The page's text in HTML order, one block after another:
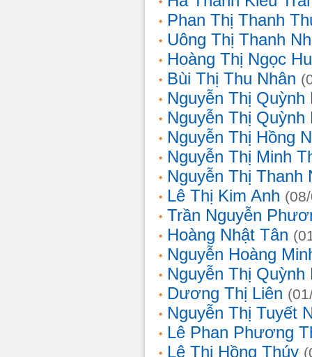
Phan Thị Thanh
Uông Thị Thanh
Hoàng Thị Ngọc
Bùi Thị Thu Nhân
Nguyễn Thị Quỳnh
Nguyễn Thị Quỳnh
Nguyễn Thị Hồng
Nguyễn Thị Minh
Nguyễn Thị Thanh
Lê Thị Kim Anh
Trần Nguyễn
Hoàng Nhật Tân
Nguyễn Hoàng
Nguyễn Thị Quỳnh
Dương Thị Liên
Nguyễn Thị Tuyết
Lê Phan Phương
Lê Thị Hồng Thúy